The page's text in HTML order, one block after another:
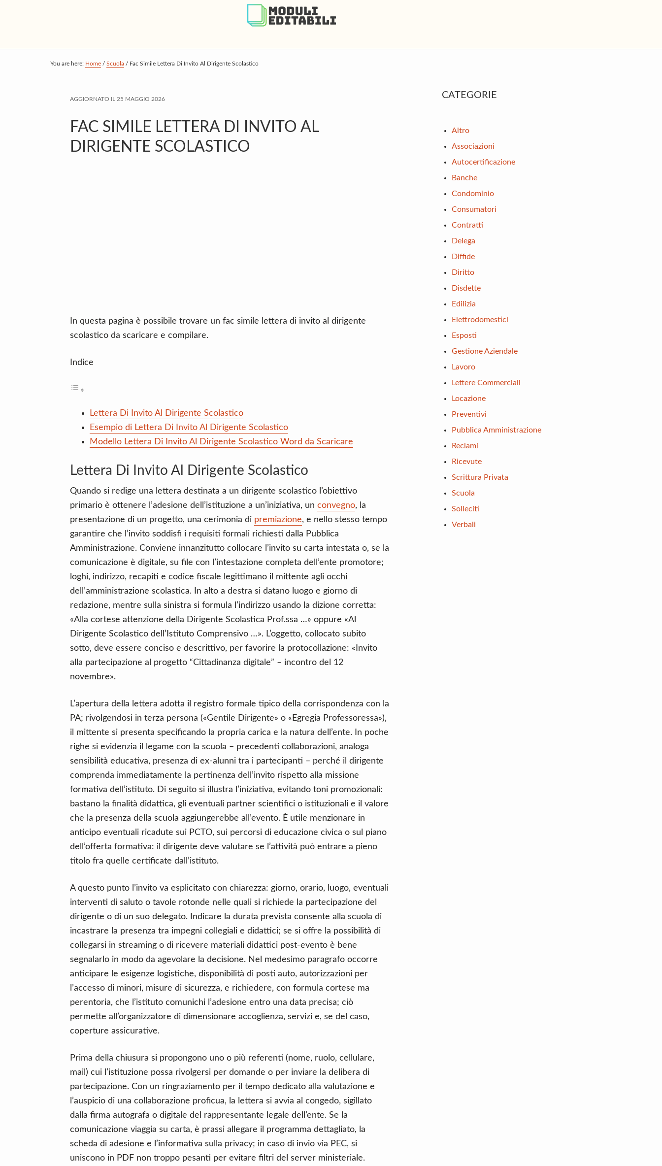
p
p
p
You are here: Home / Scuola / Fac Simile Lettera Di Invito Al Dirigente Scolastico
AGGIORNATO IL 25 MAGGIO 2026
FAC SIMILE LETTERA DI INVITO AL
DIRIGENTE SCOLASTICO
In questa pagina è possibile trovare un fac simile lettera di invito al dirigente
scolastico da scaricare e compilare.
Indice
Lettera Di Invito Al Dirigente Scolastico
Esempio di Lettera Di Invito Al Dirigente Scolastico
Modello Lettera Di Invito Al Dirigente Scolastico Word da Scaricare
Lettera Di Invito Al Dirigente Scolastico
Quando si redige una lettera destinata a un dirigente scolastico l’obiettivo
primario è ottenere l’adesione dell’istituzione a un’iniziativa, un convegno, la
presentazione di un progetto, una cerimonia di premiazione, e nello stesso tempo
garantire che l’invito soddisfi i requisiti formali richiesti dalla Pubblica
Amministrazione. Conviene innanzitutto collocare l’invito su carta intestata o, se la
comunicazione è digitale, su file con l’intestazione completa dell’ente promotore;
loghi, indirizzo, recapiti e codice fiscale legittimano il mittente agli occhi
dell’amministrazione scolastica. In alto a destra si datano luogo e giorno di
redazione, mentre sulla sinistra si formula l’indirizzo usando la dizione corretta:
«Alla cortese attenzione della Dirigente Scolastica Prof.ssa …» oppure «Al
Dirigente Scolastico dell’Istituto Comprensivo …». L’oggetto, collocato subito
sotto, deve essere conciso e descrittivo, per favorire la protocollazione: «Invito
alla partecipazione al progetto “Cittadinanza digitale” – incontro del 12
novembre».
L’apertura della lettera adotta il registro formale tipico della corrispondenza con la
PA; rivolgendosi in terza persona («Gentile Dirigente» o «Egregia Professoressa»),
il mittente si presenta specificando la propria carica e la natura dell’ente. In poche
righe si evidenzia il legame con la scuola – precedenti collaborazioni, analoga
sensibilità educativa, presenza di ex-alunni tra i partecipanti – perché il dirigente
comprenda immediatamente la pertinenza dell’invito rispetto alla missione
formativa dell’istituto. Di seguito si illustra l’iniziativa, evitando toni promozionali:
bastano la finalità didattica, gli eventuali partner scientifici o istituzionali e il valore
che la presenza della scuola aggiungerebbe all’evento. È utile menzionare in
anticipo eventuali ricadute sui PCTO, sui percorsi di educazione civica o sul piano
dell’offerta formativa: il dirigente deve valutare se l’attività può entrare a pieno
titolo fra quelle certificate dall’istituto.
A questo punto l’invito va esplicitato con chiarezza: giorno, orario, luogo, eventuali
interventi di saluto o tavole rotonde nelle quali si richiede la partecipazione del
dirigente o di un suo delegato. Indicare la durata prevista consente alla scuola di
incastrare la presenza tra impegni collegiali e didattici; se si offre la possibilità di
collegarsi in streaming o di ricevere materiali didattici post-evento è bene
segnalarlo in modo da agevolare la decisione. Nel medesimo paragrafo occorre
anticipare le esigenze logistiche, disponibilità di posti auto, autorizzazioni per
l’accesso di minori, misure di sicurezza, e richiedere, con formula cortese ma
perentoria, che l’istituto comunichi l’adesione entro una data precisa; ciò
permette all’organizzatore di dimensionare accoglienza, servizi e, se del caso,
coperture assicurative.
Prima della chiusura si propongono uno o più referenti (nome, ruolo, cellulare,
mail) cui l’istituzione possa rivolgersi per domande o per inviare la delibera di
partecipazione. Con un ringraziamento per il tempo dedicato alla valutazione e
l’auspicio di una collaborazione proficua, la lettera si avvia al congedo, sigillato
dalla firma autografa o digitale del rappresentante legale dell’ente. Se la
comunicazione viaggia su carta, è prassi allegare il programma dettagliato, la
scheda di adesione e l’informativa sulla privacy; in caso di invio via PEC, si
uniscono in PDF non troppo pesanti per evitare filtri del server ministeriale.
Primary
CATEGORIE
Altro
Associazioni
Autocertificazione
Banche
Condominio
Consumatori
Contratti
Delega
Diffide
Diritto
Disdette
Edilizia
Elettrodomestici
Esposti
Gestione Aziendale
Lavoro
Lettere Commerciali
Locazione
Preventivi
Pubblica Amministrazione
Reclami
Ricevute
Scrittura Privata
Scuola
Solleciti
Verbali